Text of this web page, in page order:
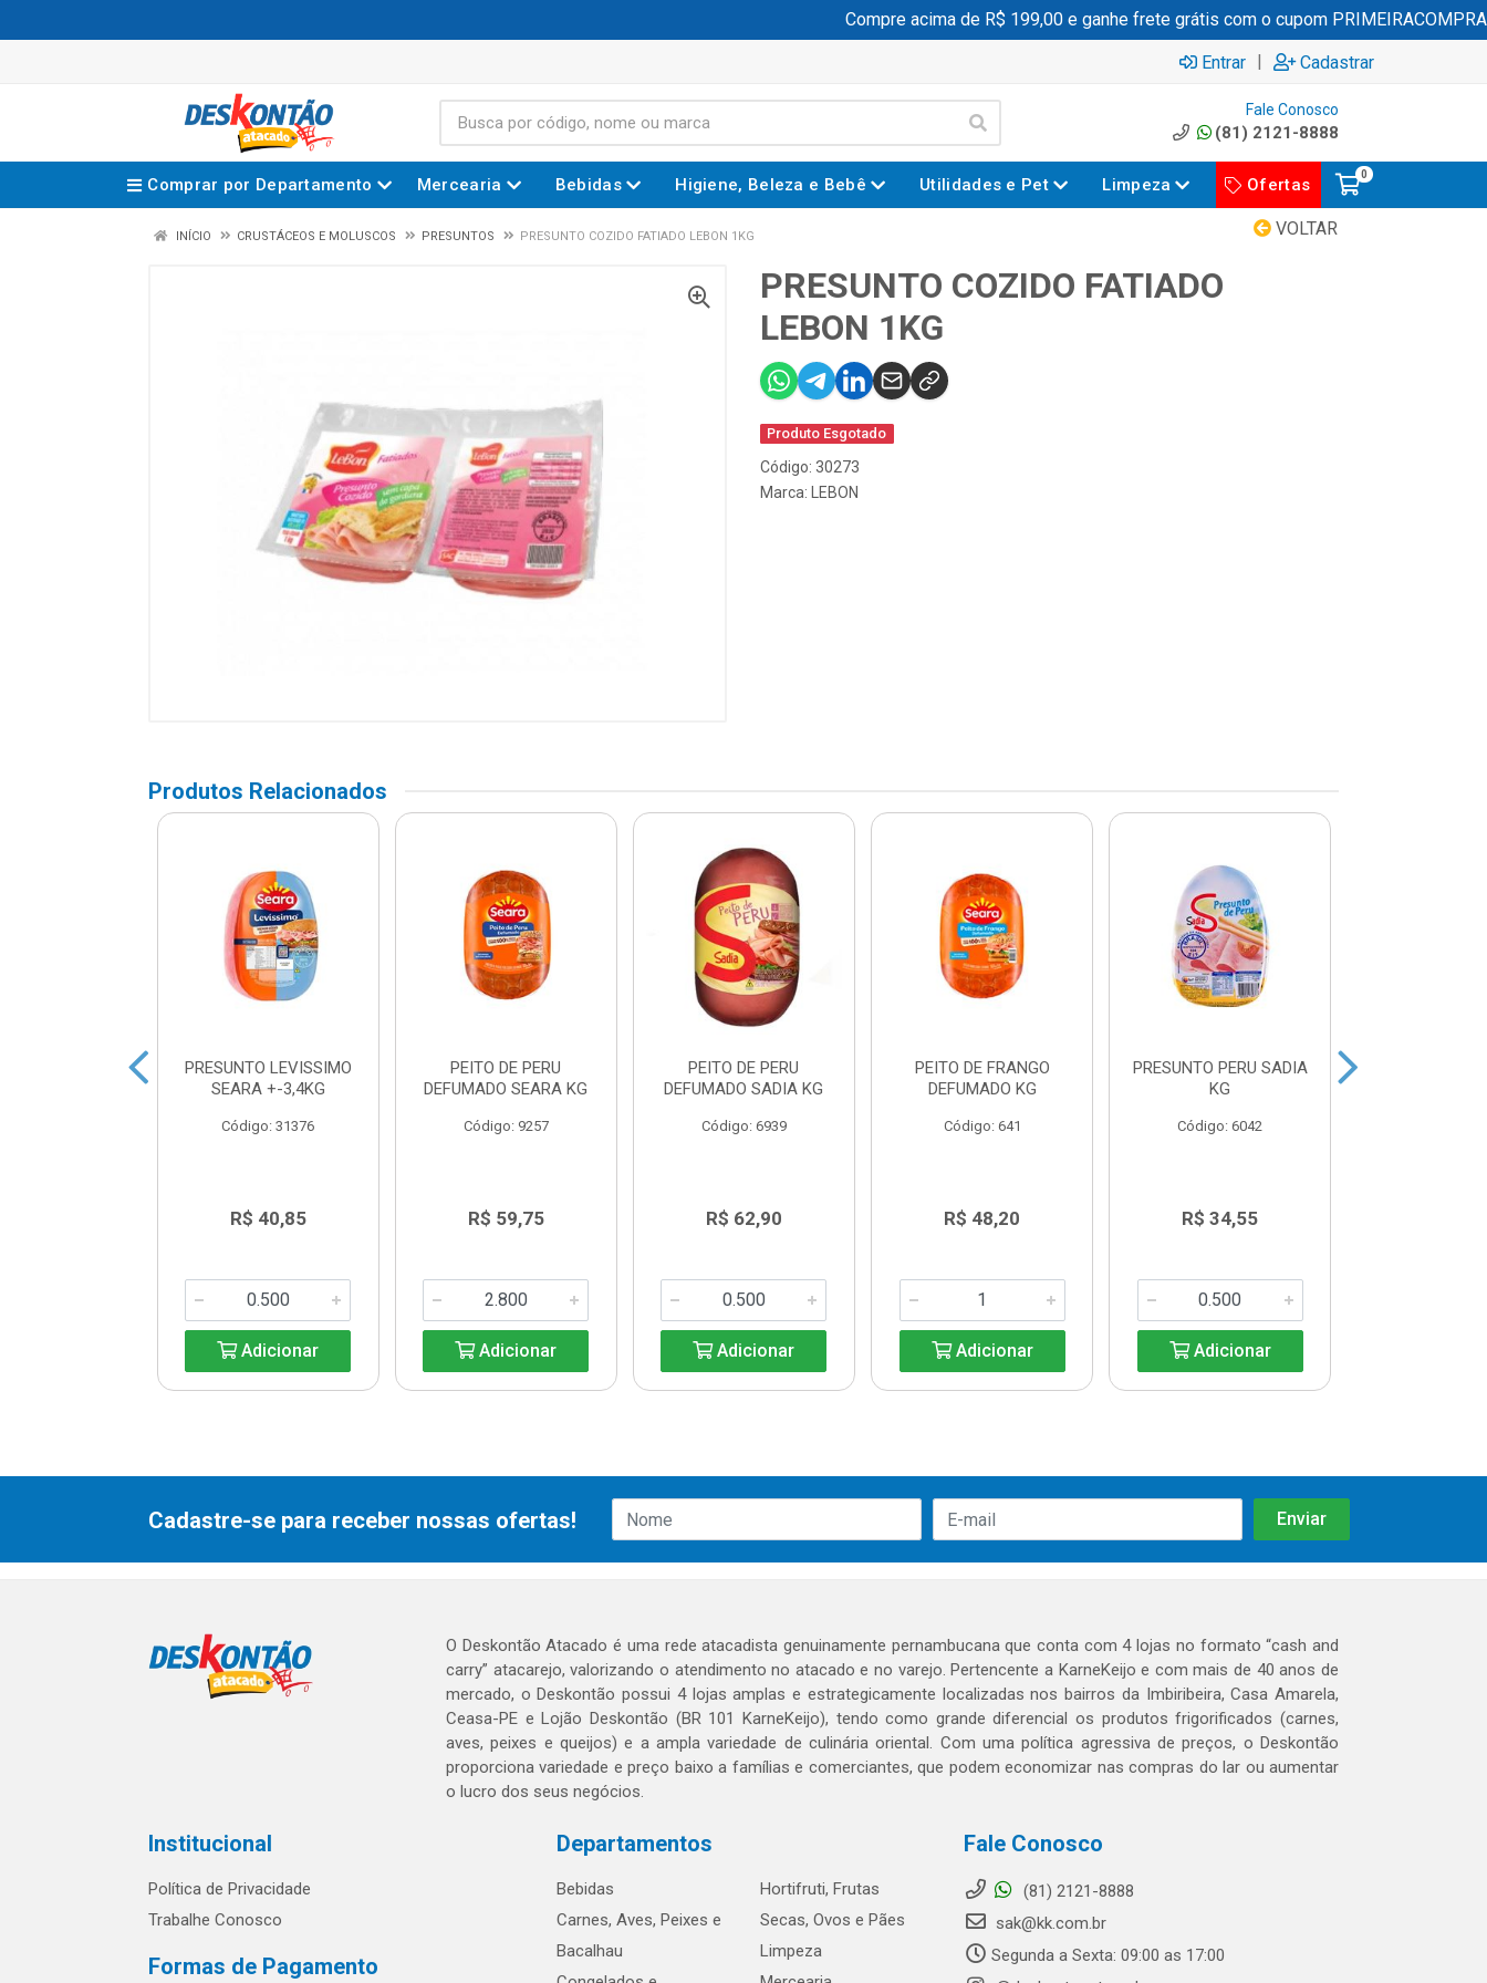
Compre acima de R$ 199,00 e ganhe frete grátis com o cupom PRIMEIRACOMPRA
Entrar | Cadastrar
Fale Conosco
(81) 2121-8888
Comprar por Departamento Mercearia Bebidas Higiene, Beleza e Bebê Utilidades e Pet Limpeza Ofertas
0
VOLTAR
INÍCIO CRUSTÁCEOS E MOLUSCOS PRESUNTOS PRESUNTO COZIDO FATIADO LEBON 1KG
PRESUNTO COZIDO FATIADO
LEBON 1KG
Produto Esgotado
Código: 30273
Marca:
LEBON
Produtos Relacionados
PRESUNTO LEVISSIMO
SEARA +-3,4KG
Código: 31376
R$ 40,85
Adicionar
PEITO DE PERU
DEFUMADO SEARA KG
Código: 9257
R$ 59,75
Adicionar
PEITO DE PERU
DEFUMADO SADIA KG
Código: 6939
R$ 62,90
Adicionar
PEITO DE FRANGO
DEFUMADO KG
Código: 641
R$ 48,20
Adicionar
PRESUNTO PERU SADIA
KG
Código: 6042
R$ 34,55
Adicionar
Cadastre-se para receber nossas ofertas!
O Deskontão Atacado é uma rede atacadista genuinamente pernambucana que conta com 4 lojas no formato “cash and
carry” atacarejo, valorizando o atendimento no atacado e no varejo. Pertencente a KarneKeijo e com mais de 40 anos de
mercado, o Deskontão possui 4 lojas amplas e estrategicamente localizadas nos bairros da Imbiribeira, Casa Amarela,
Ceasa-PE e Lojão Deskontão (BR 101 KarneKeijo), tendo como grande diferencial os produtos frigorificados (carnes,
aves, peixes e queijos) e a ampla variedade de culinária oriental. Com uma política agressiva de preços, o Deskontão
proporciona variedade e preço baixo a famílias e comerciantes, que podem economizar nas compras do lar ou aumentar
o lucro dos seus negócios.
Institucional
Política de Privacidade
Trabalhe Conosco
Formas de Pagamento
Departamentos
Bebidas
Carnes, Aves, Peixes e
Bacalhau
Hortifruti, Frutas
Secas, Ovos e Pães
Limpeza
Fale Conosco
(81) 2121-8888
sak@kk.com.br
Segunda a Sexta: 09:00 as 17:00